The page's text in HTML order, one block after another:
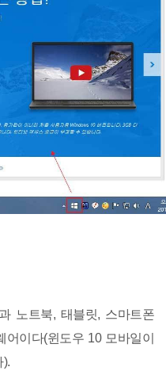
노트북, 태블릿, 스마트폰
이다(윈도우 10 모바일이
).